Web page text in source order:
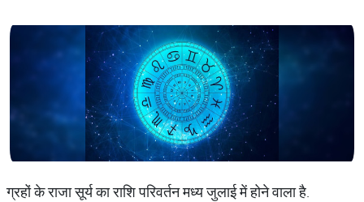
ग्रहों के राजा सूर्य का राशि परिवर्तन मध्य जुलाई में होने वाला है.